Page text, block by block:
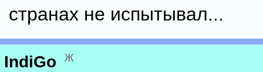
странах не испытывал...
IndiGo ж